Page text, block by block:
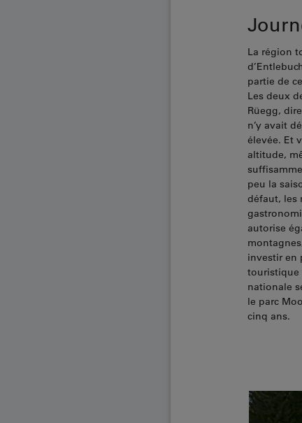
La région
partie de
Les deux
Rüegg,
n’y avait
élevée. Et
altitude,
peu la
défaut, les
autorise
investir en
touristique
nationale
le parc
cinq ans.